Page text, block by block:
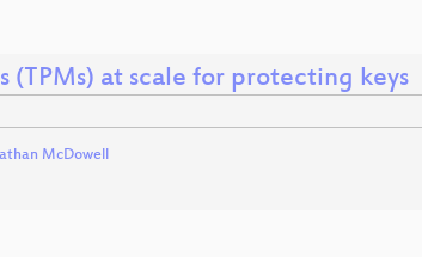
(TPMs) at scale for protecting keys
McDowell